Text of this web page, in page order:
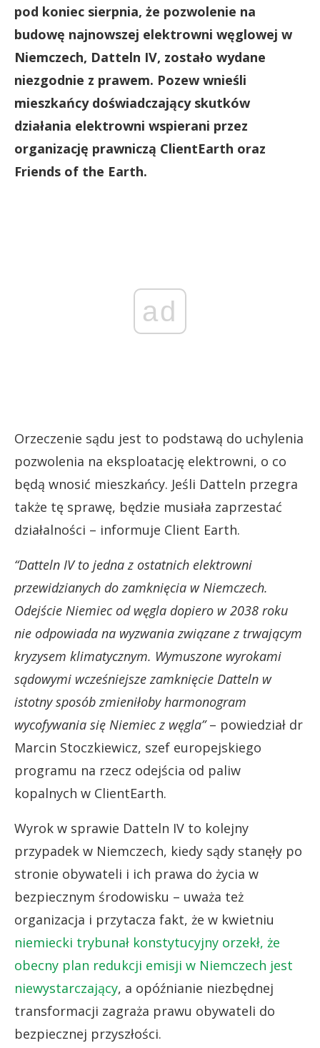
pod koniec sierpnia, że pozwolenie na
budowę najnowszej elektrowni węglowej w
Niemczech, Datteln IV, zostało wydane
niezgodnie z prawem. Pozew wnieśli
mieszkańcy doświadczający skutków
działania elektrowni wspierani przez
organizację prawniczą ClientEarth oraz
Friends of the Earth.
ad
Orzeczenie sądu jest to podstawą do uchylenia
pozwolenia na eksploatację elektrowni, o co
będą wnosić mieszkańcy. Jeśli Datteln przegra
także tę sprawę, będzie musiała zaprzestać
działalności – informuje Client Earth.
“Datteln IV to jedna z ostatnich elektrowni
przewidzianych do zamknięcia w Niemczech.
Odejście Niemiec od węgla dopiero w 2038 roku
nie odpowiada na wyzwania związane z trwającym
kryzysem klimatycznym. Wymuszone wyrokami
sądowymi wcześniejsze zamknięcie Datteln w
istotny sposób zmieniłoby harmonogram
wycofywania się Niemiec z węgla”– powiedział dr
Marcin Stoczkiewicz, szef europejskiego
programu na rzecz odejścia od paliw
kopalnych w ClientEarth.
Wyrok w sprawie Datteln IV to kolejny
przypadek w Niemczech, kiedy sądy stanęły po
stronie obywateli i ich prawa do życia w
bezpiecznym środowisku – uważa też
organizacja i przytacza fakt, że w kwietniu
niemiecki trybunał konstytucyjny orzekł, że
obecny plan redukcji emisji w Niemczech jest
niewystarczający, a opóźnianie niezbędnej
transformacji zagraża prawu obywateli do
bezpiecznej przyszłości.